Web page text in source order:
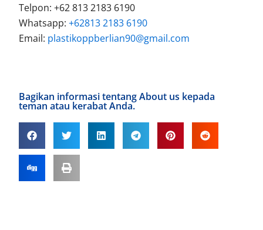
Telpon: +62 813 2183 6190
Whatsapp:+62813 2183 6190
Email: plastikoppberlian90@gmail.com
Bagikan informasi tentang About us kepada
teman atau kerabat Anda.